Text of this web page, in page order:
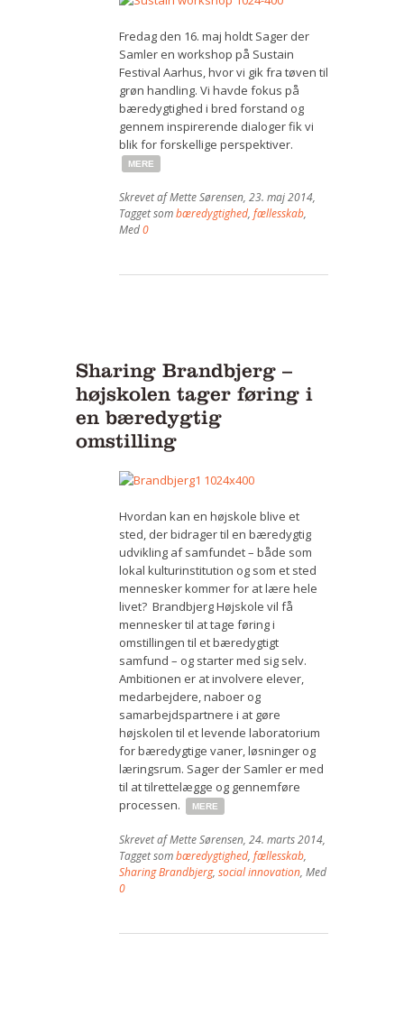
Fredag den 16. maj holdt Sager der
Samler en workshop på Sustain
Festival Aarhus, hvor vi gik fra tøven til
grøn handling. Vi havde fokus på
bæredygtighed i bred forstand og
gennem inspirerende dialoger fik vi
blik for forskellige perspektiver.
MERE
Skrevet afMette Sørensen, 23. maj 2014,
Tagget sombæredygtighed, fællesskab,
Med0
Sharing Brandbjerg –
højskolen tager føring i
en bæredygtig
omstilling
Hvordan kan en højskole blive et
sted, der bidrager til en bæredygtig
udvikling af samfundet – både som
lokal kulturinstitution og som et sted
mennesker kommer for at lære hele
livet? Brandbjerg Højskole vil få
mennesker til at tage føring i
omstillingen til et bæredygtigt
samfund – og starter med sig selv.
Ambitionen er at involvere elever,
medarbejdere, naboer og
samarbejdspartnere i at gøre
højskolen til et levende laboratorium
for bæredygtige vaner, løsninger og
læringsrum. Sager der Samler er med
til at tilrettelægge og gennemføre
processen.
MERE
Skrevet afMette Sørensen, 24. marts 2014,
Tagget sombæredygtighed, fællesskab,
Sharing Brandbjerg, social innovation, Med
0